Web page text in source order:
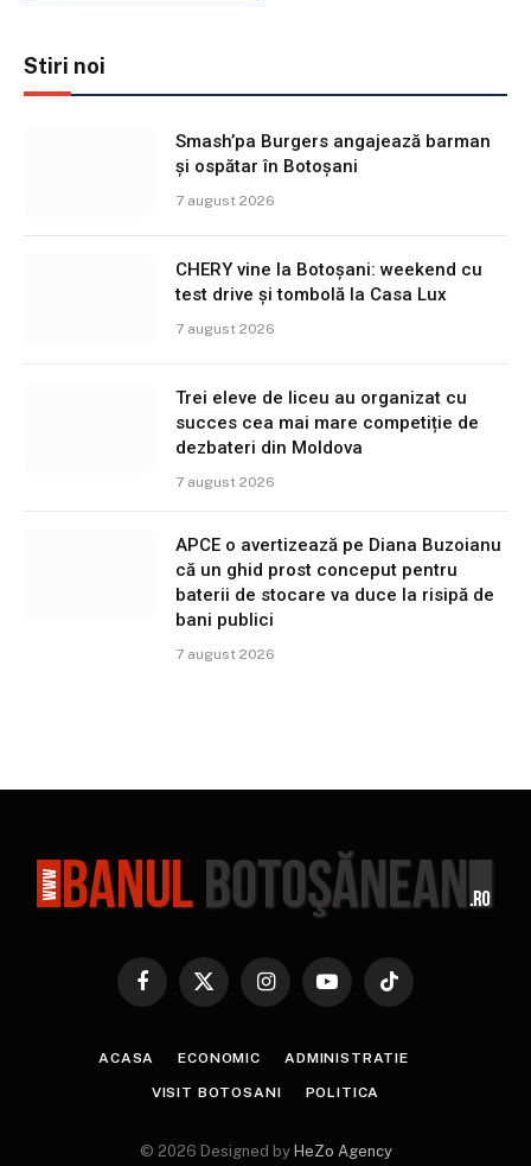
Stiri noi
Smash’pa Burgers angajează barman
și ospătar în Botoșani
7 august 2026
CHERY vine la Botoșani: weekend cu
test drive și tombolă la Casa Lux
7 august 2026
Trei eleve de liceu au organizat cu
succes cea mai mare competiție de
dezbateri din Moldova
7 august 2026
APCE o avertizează pe Diana Buzoianu
că un ghid prost conceput pentru
baterii de stocare va duce la risipă de
bani publici
7 august 2026
Facebook
X
InstagramYouTubeTikTok
ACASA ECONOMIC ADMINISTRATIE
VISIT BOTOSANI POLITICA
© 2026 Designed by HeZo Agency